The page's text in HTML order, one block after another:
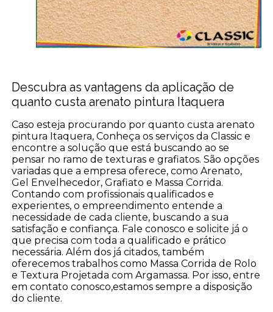
Descubra as vantagens da aplicação de
quanto custa arenato pintura Itaquera
Caso esteja procurando por quanto custa arenato
pintura Itaquera, Conheça os serviços da Classic e
encontre a solução que está buscando ao se
pensar no ramo de texturas e grafiatos. São opções
variadas que a empresa oferece, como Arenato,
Gel Envelhecedor, Grafiato e Massa Corrida.
Contando com profissionais qualificados e
experientes, o empreendimento entende a
necessidade de cada cliente, buscando a sua
satisfação e confiança. Fale conosco e solicite já o
que precisa com toda a qualificado e prático
necessária. Além dos já citados, também
oferecemos trabalhos como Massa Corrida de Rolo
e Textura Projetada com Argamassa. Por isso, entre
em contato conosco,estamos sempre a disposição
do cliente.